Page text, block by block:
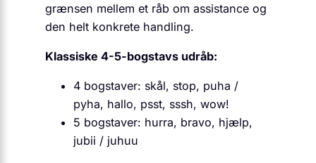
grænsen mellem et råb om assistance og
den helt konkrete handling.
Klassiske 4-5-bogstavs udråb:
4 bogstaver: skål, stop, puha /
pyha, hallo, psst, sssh, wow!
5 bogstaver: hurra, bravo, hjælp,
jubii / juhuu